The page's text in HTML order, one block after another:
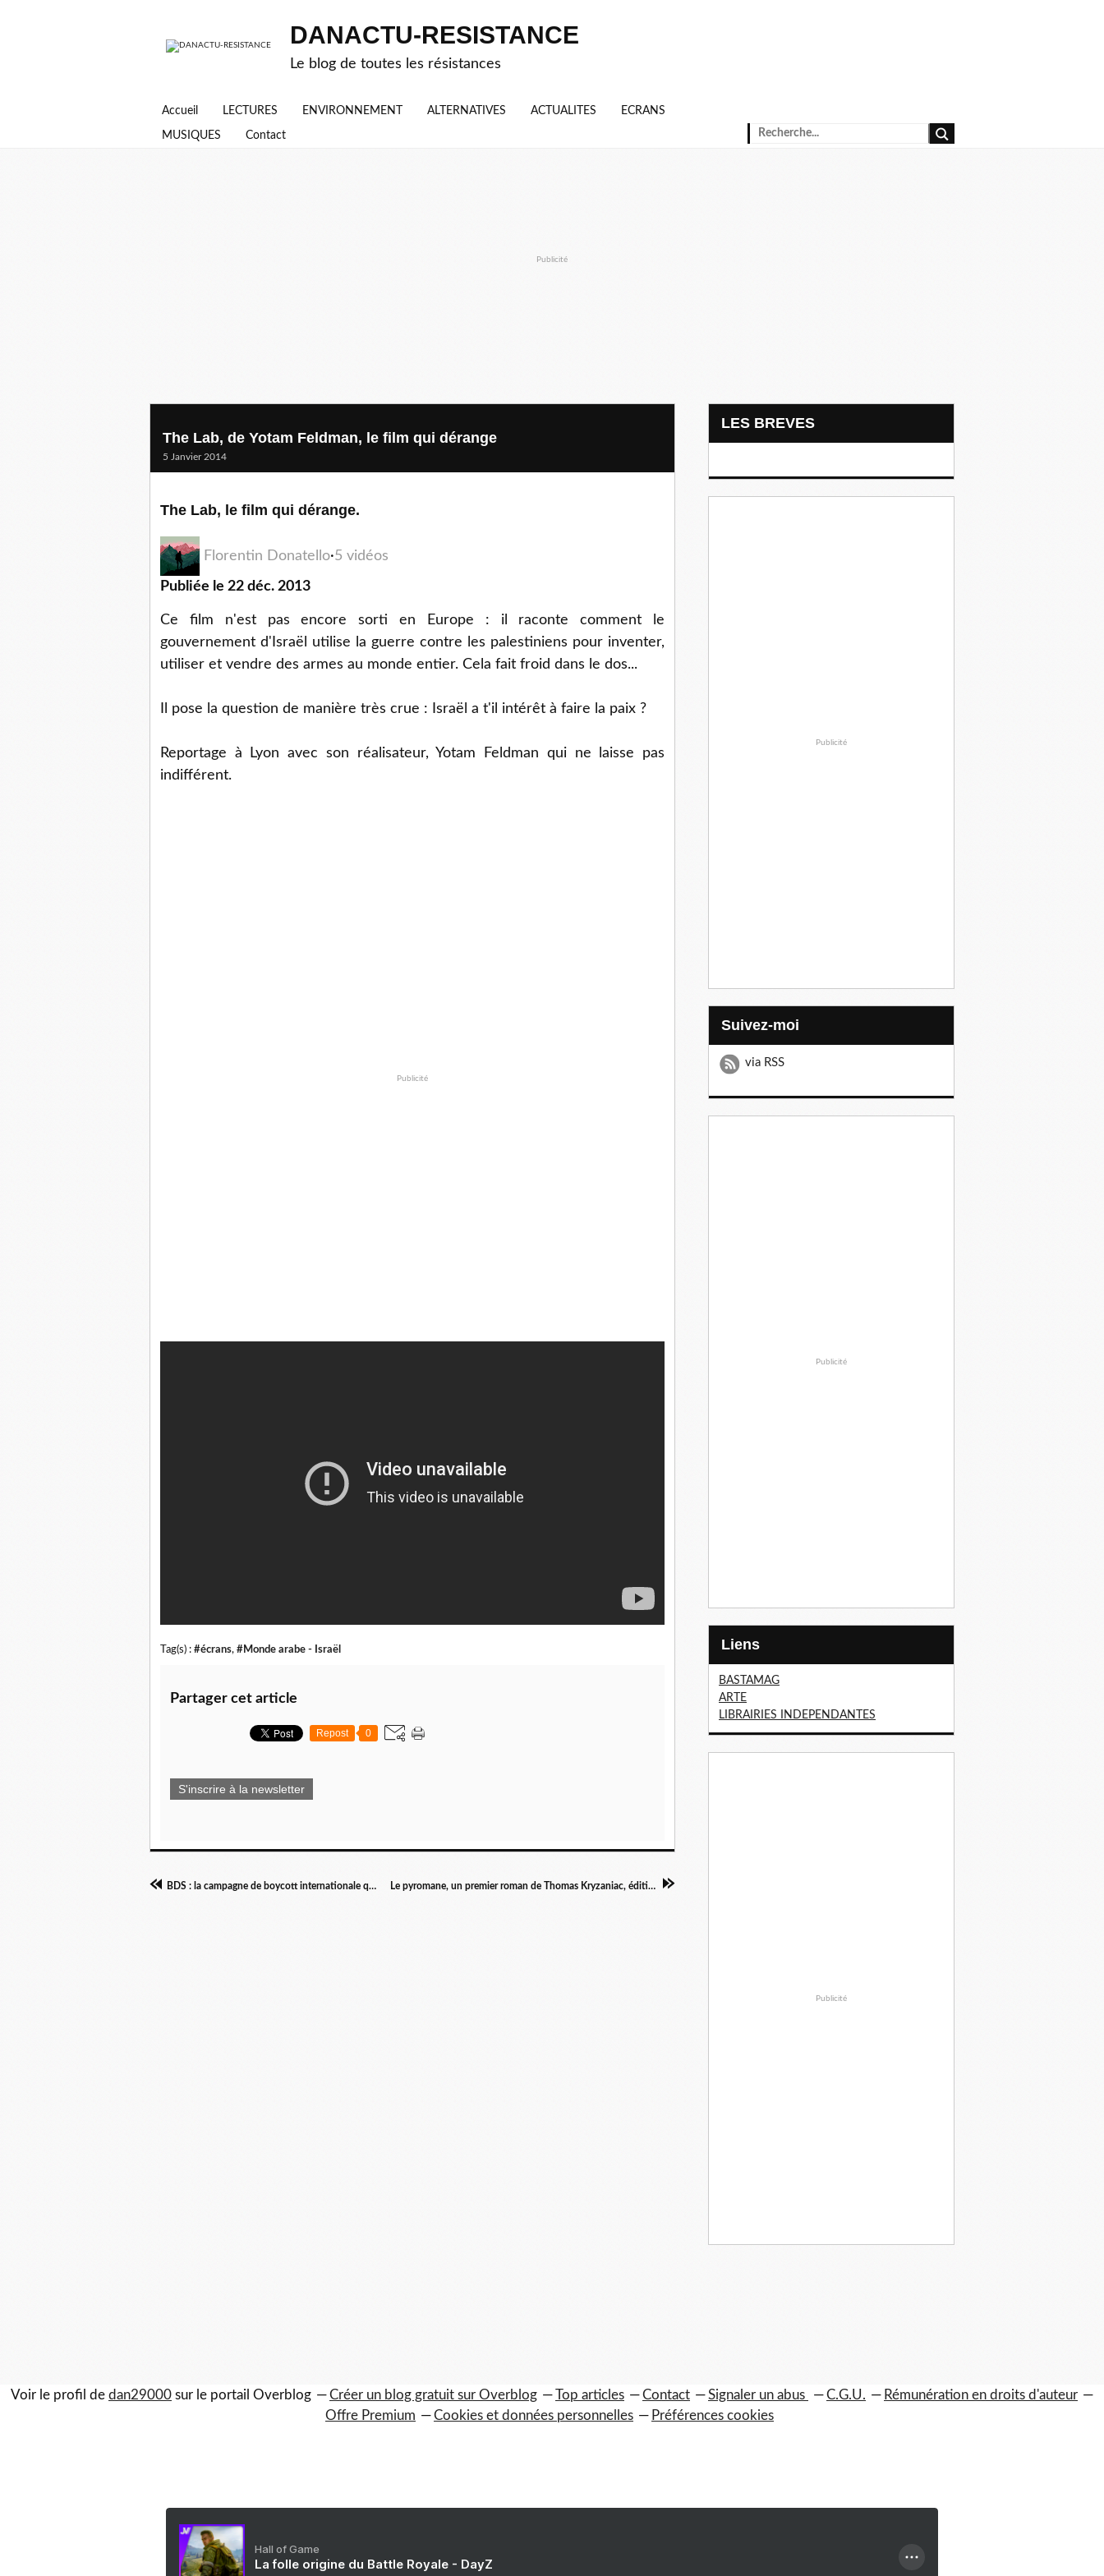
DANACTU-RESISTANCE
Le blog de toutes les résistances
Accueil LECTURES ENVIRONNEMENT ALTERNATIVES ACTUALITES ECRANS
MUSIQUES Contact
Publicité
The Lab, de Yotam Feldman, le film qui dérange
5 Janvier 2014
The Lab, le film qui dérange.
Florentin Donatello·5 vidéos
Publiée le 22 déc. 2013
Ce film n'est pas encore sorti en Europe : il raconte comment le
gouvernement d'Israël utilise la guerre contre les palestiniens pour inventer,
utiliser et vendre des armes au monde entier. Cela fait froid dans le dos...
Il pose la question de manière très crue : Israël a t'il intérêt à faire la paix ?
Reportage à Lyon avec son réalisateur, Yotam Feldman qui ne laisse pas
indifférent.
Publicité
Tag(s) : #écrans, #Monde arabe - Israël
Partager cet article
Repost 0
S'inscrire à la newsletter
BDS : la campagne de boycott internationale qui inquiète Israël Le pyromane, un premier roman de Thomas Kryzaniac, éditions L'âge d'homme
LES BREVES
Publicité
Suivez-moi
via RSS
Publicité
Liens
BASTAMAG
ARTE
LIBRAIRIES INDEPENDANTES
Publicité
Voir le profil de dan29000 sur le portail Overblog Créer un blog gratuit sur Overblog Top articles Contact Signaler un abus C.G.U.
Rémunération en droits d'auteur
Offre Premium
Cookies et données personnelles Préférences cookies
Hall of Game
La folle origine du Battle Royale - DayZ